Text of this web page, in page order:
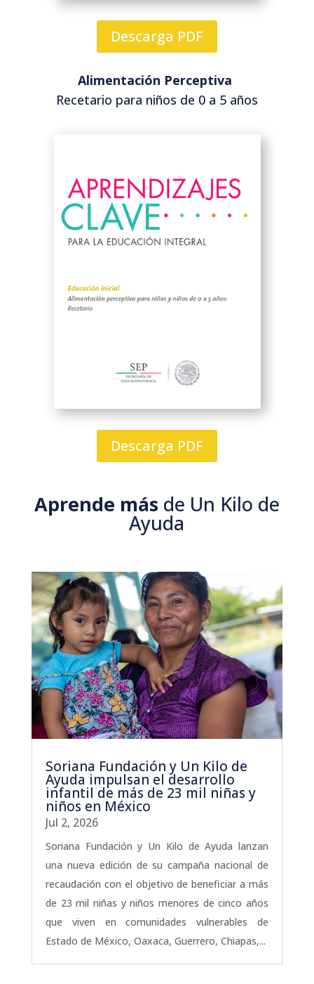
Descarga PDF
Alimentación Perceptiva
Recetario para niños de 0 a 5 años
Descarga PDF
Aprende más de Un Kilo de
Ayuda
Soriana Fundación y Un Kilo de
Ayuda impulsan el desarrollo
infantil de más de 23 mil niñas y
niños en México
Jul 2, 2026
Soriana Fundación y Un Kilo de Ayuda lanzan
una nueva edición de su campaña nacional de
recaudación con el objetivo de beneficiar a más
de 23 mil niñas y niños menores de cinco años
que viven en comunidades vulnerables de
Estado de México, Oaxaca, Guerrero, Chiapas,...